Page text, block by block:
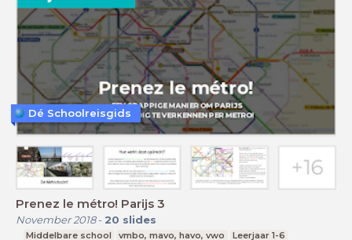
Prenez le métro! Parijs 3
November 2018- 20 slides
Middelbare school vmbo, mavo, havo, vwo Leerjaar 1-6
Dé Schoolreisgids